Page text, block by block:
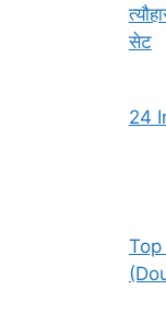
सेट
24